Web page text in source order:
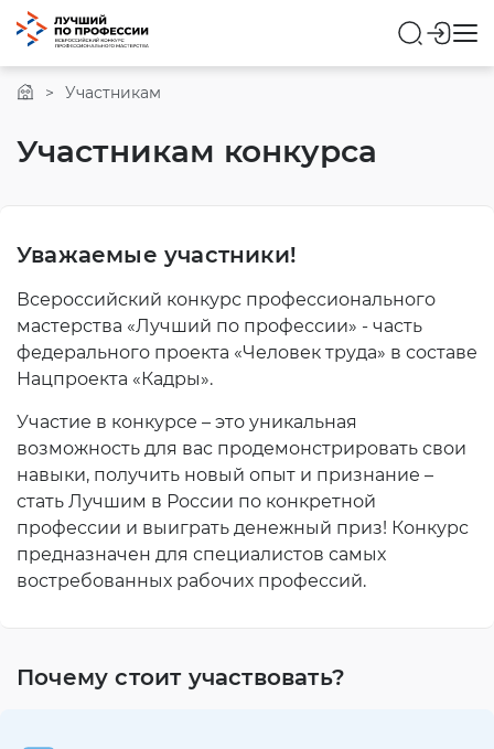
Портал Работа в России
Участникам
Участникам конкурса
Уважаемые участники!
Всероссийский конкурс профессионального
мастерства «Лучший по профессии» - часть
федерального проекта «Человек труда» в составе
Нацпроекта «Кадры».
Участие в конкурсе – это уникальная
возможность для вас продемонстрировать свои
навыки, получить новый опыт и признание –
стать Лучшим в России по конкретной
профессии и выиграть денежный приз! Конкурс
предназначен для специалистов самых
востребованных рабочих профессий.
Почему стоит участвовать?